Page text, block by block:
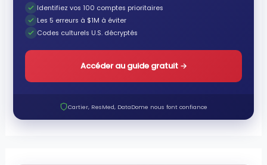
Identifiez vos 100 comptes prioritaires
Les 5 erreurs à $1M à éviter
Codes culturels U.S. décryptés
Accéder au guide gratuit →
Cartier, ResMed, DataDome nous font confiance